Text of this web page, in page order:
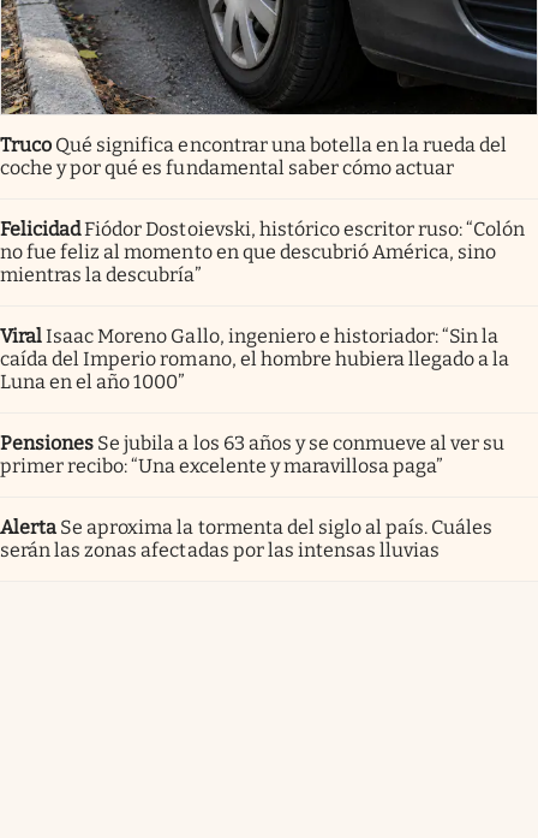
Truco Qué significa encontrar una botella en la rueda del
coche y por qué es fundamental saber cómo actuar
FelicidadFiódor Dostoievski, histórico escritor ruso: “Colón
no fue feliz al momento en que descubrió América, sino
mientras la descubría”
ViralIsaac Moreno Gallo, ingeniero e historiador: “Sin la
caída del Imperio romano, el hombre hubiera llegado a la
Luna en el año 1000”
Pensiones Se jubila a los 63 años y se conmueve al ver su
primer recibo: “Una excelente y maravillosa paga”
Alerta Se aproxima la tormenta del siglo al país. Cuáles
serán las zonas afectadas por las intensas lluvias